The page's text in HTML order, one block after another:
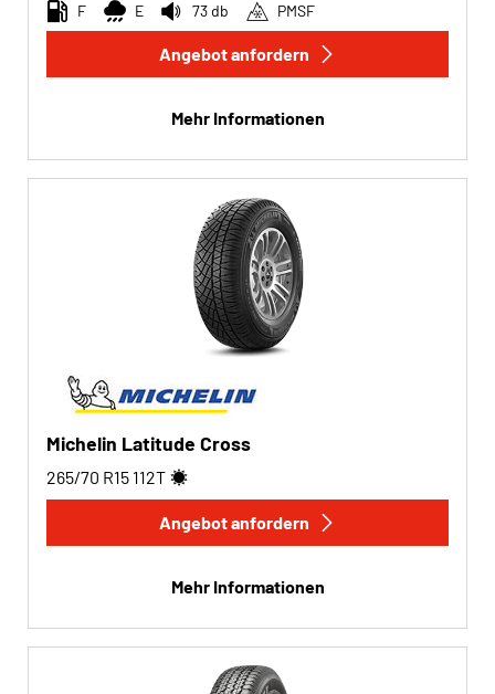
F E 73 db PMSF
Angebot anfordern
Mehr Informationen
Michelin Latitude Cross
265/70 R15 112T
Angebot anfordern
Mehr Informationen